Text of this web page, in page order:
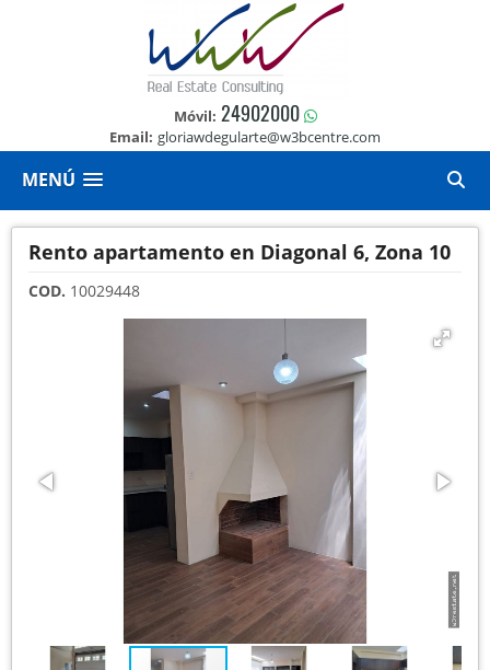
Móvil: 24902000
Email: gloriawdegularte@w3bcentre.com
MENÚ
Rento apartamento en Diagonal 6, Zona 10
COD. 10029448